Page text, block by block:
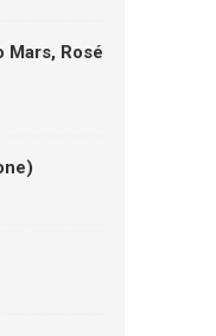
Mars, Rosé